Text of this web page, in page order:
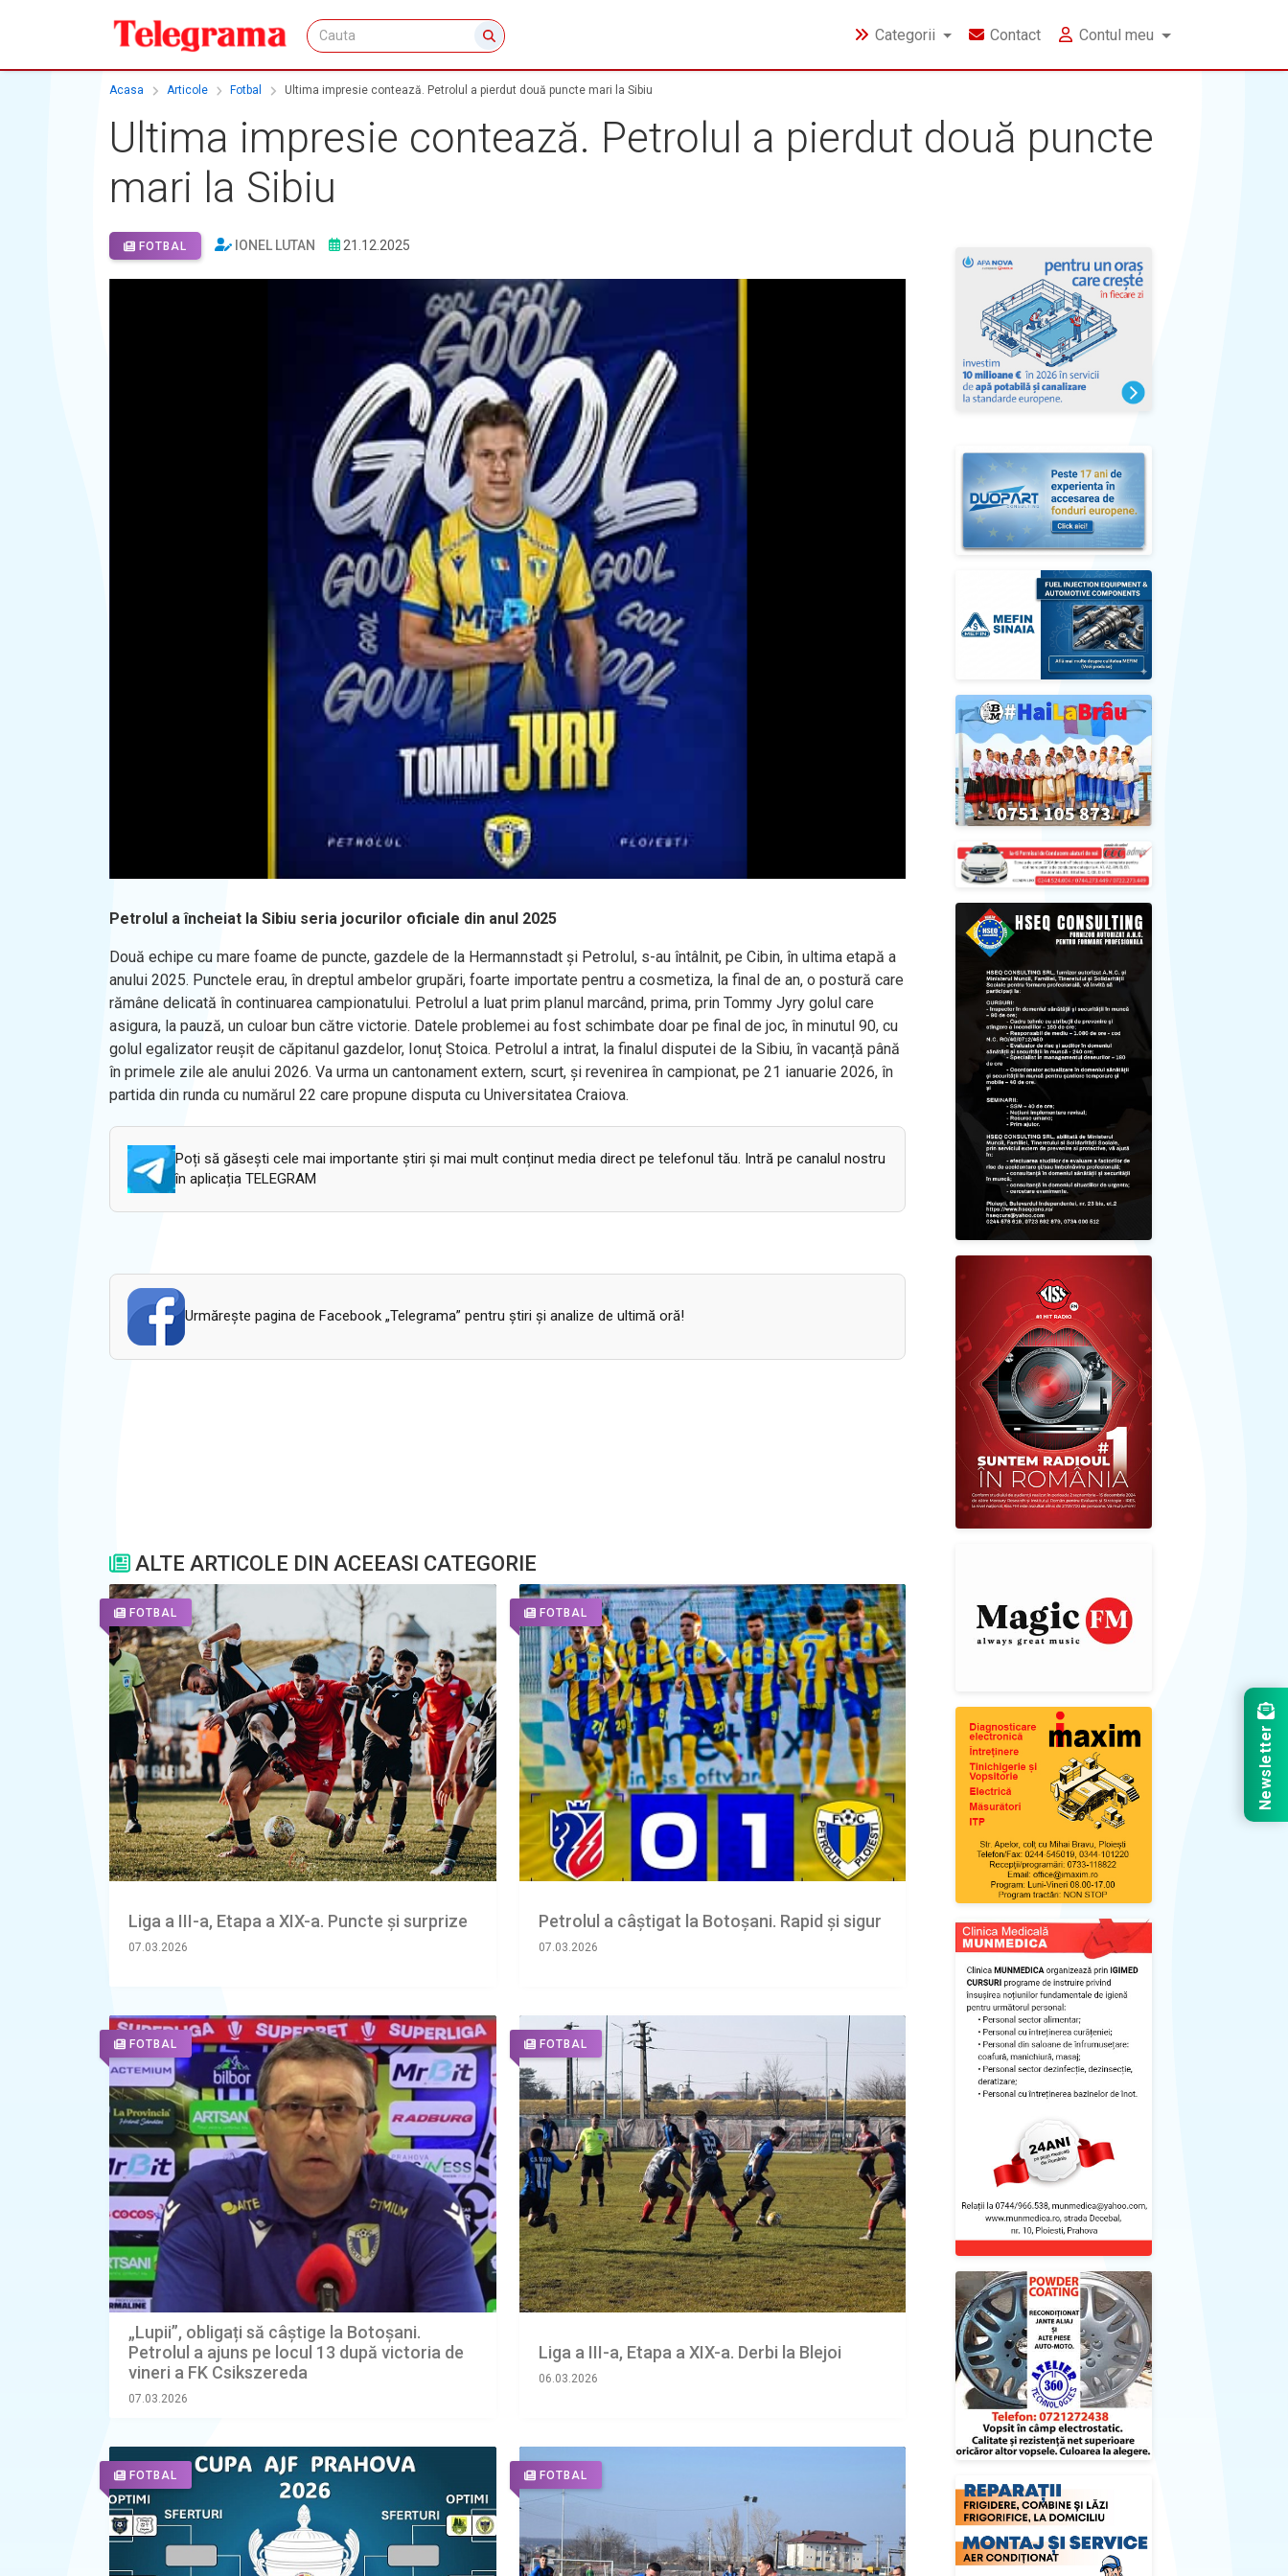
Categorii Contact Contul meu
Acasa Articole Fotbal Ultima impresie contează. Petrolul a pierdut două puncte mari la Sibiu
Ultima impresie contează. Petrolul a pierdut două puncte
mari la Sibiu
FOTBAL IONEL LUTAN 21.12.2025
Petrolul a încheiat la Sibiu seria jocurilor oficiale din anul 2025
Două echipe cu mare foame de puncte, gazdele de la Hermannstadt și Petrolul, s-au întâlnit, pe Cibin, în ultima etapă a
anului 2025. Punctele erau, în dreptul ambelor grupări, foarte importate pentru a cosmetiza, la final de an, o postură care
rămâne delicată în continuarea campionatului. Petrolul a luat prim planul marcând, prima, prin Tommy Jyry golul care
asigura, la pauză, un culoar bun către victorie. Datele problemei au fost schimbate doar pe final de joc, în minutul 90, cu
golul egalizator reușit de căpitanul gazdelor, Ionuț Stoica. Petrolul a intrat, la finalul disputei de la Sibiu, în vacanță până
în primele zile ale anului 2026. Va urma un cantonament extern, scurt, și revenirea în campionat, pe 21 ianuarie 2026, în
partida din runda cu numărul 22 care propune disputa cu Universitatea Craiova.
Poți să găsești cele mai importante știri și mai mult conținut media direct pe telefonul tău. Intră pe canalul nostru
în aplicația TELEGRAM
Urmăreşte pagina de Facebook „Telegrama” pentru ştiri şi analize de ultimă oră!
ALTE ARTICOLE DIN ACEEASI CATEGORIE
FOTBAL
Liga a III-a, Etapa a XIX-a. Puncte și surprize
07.03.2026
FOTBAL
Petrolul a câștigat la Botoșani. Rapid și sigur
07.03.2026
FOTBAL
„Lupii”, obligați să câștige la Botoșani.
Petrolul a ajuns pe locul 13 după victoria de
vineri a FK Csikszereda
07.03.2026
FOTBAL
Liga a III-a, Etapa a XIX-a. Derbi la Blejoi
06.03.2026
FOTBAL FOTBAL
Newsletter